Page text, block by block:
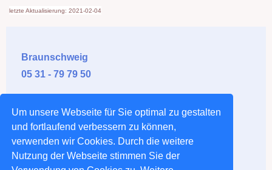
Um unsere Webseite für Sie optimal zu gestalten
und fortlaufend verbessern zu können,
verwenden wir Cookies. Durch die weitere
Nutzung der Webseite stimmen Sie der
letzte Aktualisierung: 2021-02-04
Braunschweig
05 31 - 79 79 50
05 31 - 79 79 50